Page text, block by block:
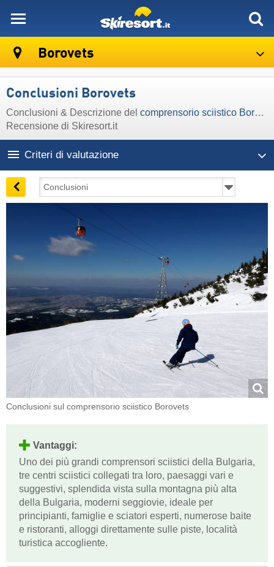
Borovets
Conclusioni Borovets
Conclusioni & Descrizione del comprensorio sciistico Borovets
Recensione di Skiresort.it
Criteri di valutazione
Conclusioni sul comprensorio sciistico Borovets
Vantaggi:
Uno dei più grandi comprensori sciistici della Bulgaria,
tre centri sciistici collegati tra loro, paesaggi vari e
suggestivi, splendida vista sulla montagna più alta
della Bulgaria, moderni seggiovie, ideale per
principianti, famiglie e sciatori esperti, numerose baite
e ristoranti, alloggi direttamente sulle piste, località
turistica accogliente.